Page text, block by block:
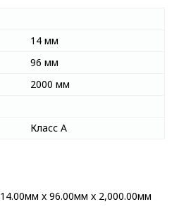
14 мм
96 мм
2000 мм
Класс А
14.00мм x 96.00мм x 2,000.00мм